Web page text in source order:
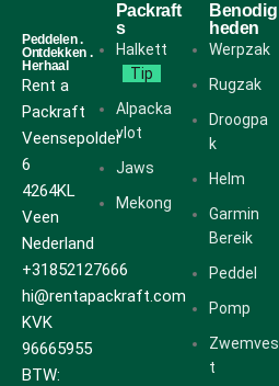
Peddelen .
Ontdekken .
Herhaal
Rent a
Packraft
Veensepolder
6
4264KL
Veen
Nederland
+31852127666
hi@rentapackraft.com
KVK
96665955
BTW:
Packraft
s
Halkett
Tip
Alpacka
vlot
Jaws
Mekong
Benodig
heden
Werpzak
Rugzak
Droogpa
k
Helm
Garmin
Bereik
Peddel
Pomp
Zwemves
t